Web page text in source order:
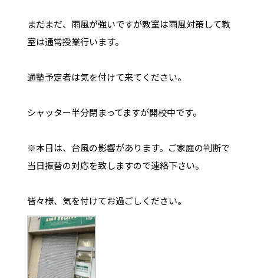
まだまだ、雨風が強いですが教室は雨風対策して教
室は通常授業行います。
通塾予定者は気を付けて来てください。
シャッター半分閉まってますが開校中です。
※本日は、台風の影響があります。ご家庭の判断で
当日振替の対応を致しますので連絡下さい。
皆々様、気を付けてお過ごしください。